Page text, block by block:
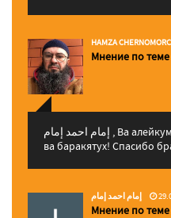
HAMZA
Мнение по теме
إمام احمد إمام , Ва алейкум ассалам ва рахматуЛлахи
ва баракятух! Спасибо
إمام احمد إمام
Мнение по теме